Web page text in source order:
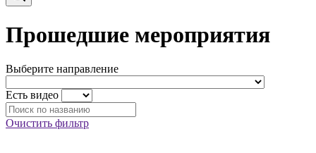
Прошедшие мероприятия
Выберите направление
Есть видео
Очистить фильтр